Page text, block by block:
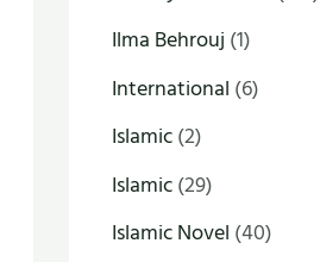
Ilma Behrouj (1)
International (6)
Islamic(2)
Islamic(29)
Islamic Novel (40)